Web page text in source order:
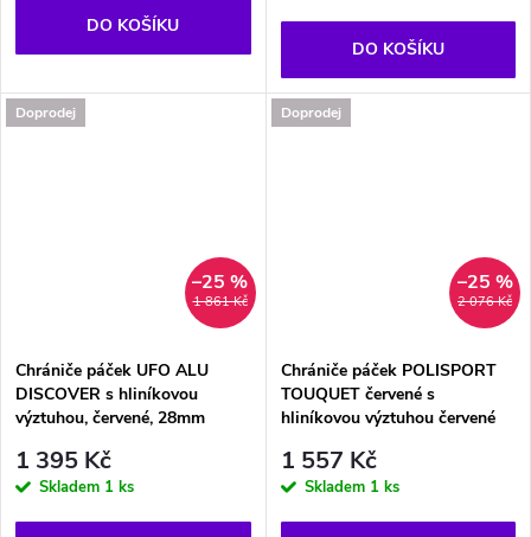
DO KOŠÍKU
DO KOŠÍKU
Doprodej
1 861 Kč
–25 %
Chrániče páček UFO ALU
DISCOVER s hliníkovou
výztuhou, červené, 28mm
1 395 Kč
Skladem 1 ks
Doprodej
2 076 Kč
–25 %
Chrániče páček POLISPORT
TOUQUET červené s
hliníkovou výztuhou červené
1 557 Kč
Skladem 1 ks